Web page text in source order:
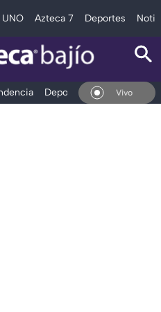
Azteca 7 Deportes
Deportes Espectáculos
En Vivo